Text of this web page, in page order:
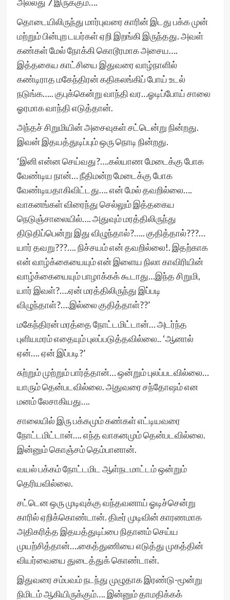
தொடையிலிருந்து மார்புவரை காரின் இடது பக்க முன்
மற்றும் பின்புற டயர்கள் ஏறி இறங்கி இருந்தது. அவள்
கண்கள் மேல் நோக்கி கொடூரமாக அசைய….
இத்தகைய காட்சியை இதுவரை வாழ்நாளில்
கண்டிராத மகேந்திரன் கதிகலங்கிப் போய் உடல்
நடுங்க….. குபுக்கென்று வாந்தி வர…ஓடிப்போய் சாலை
ஓரமாக வாந்தி எடுத்தான்.
அந்தச் சிறுமியின் அசைவுகள் சட்டென்று நின்றது.
இவன் இதயத்துடிப்பும் ஒரு நொடி நின்றது.
‘இனி என்ன செய்வது?….கல்யாண மேடைக்கு போக
வேண்டிய நான்… நீதிமன்ற மேடைக்கு போக
வேண்டியதாகிவிட்டது…. என் மேல் தவறில்லை….
வாகனங்கள் விரைந்து செல்லும் இத்தகைய
நெடுஞ்சாலையில்…. அதுவும் மரத்திலிருந்து
திடுதிப்பென்று இது விழுந்தால்?….. குதித்தால்???…
யார் தவறு???…. நிச்சயம் என் தவறில்லை!. இதற்காக
என் வாழ்க்கையையும் என் இளைய நிலா காவிரியின்
வாழ்க்கையையும் பாழாக்கக் கூடாது…இந்த சிறுமி,
யார் இவள்?….ஏன் மரத்திலிருந்து இப்படி
விழுந்தாள்?….இல்லை குதித்தாள்??’
மகேந்திரன் மரத்தை நோட்டமிட்டான்… அடர்ந்த
புளியமரம் எதையும் புலப்படுத்தவில்லை.. ‘ஆனால்
ஏன்…. ஏன் இப்படி?’
சுற்றும் முற்றும் பார்த்தான்… ஒன்றும் புலப்படவில்லை…
யாரும் தென்படவில்லை. அதுவரை சந்தோஷம் என
மனம் லேசாகியது….
சாலையில் இரு பக்கமும் கண்கள் எட்டியவரை
நோட்டமிட்டான்…. எந்த வாகனமும் தென்படவில்லை.
இன்னும் கொஞ்சம் தெம்பானான்.
வயல் பக்கம் நோட்டமிட ஆள்நடமாட்டம் ஒன்றும்
தெரியவில்லை.
சட்டென ஒரு முடிவுக்கு வந்தவனாய் ஓடிச்சென்று
காரில் ஏறிக்கொண்டான். திடீர் முடிவின் காரணமாக
அதிகரித்த இதயத்துடிப்பை நிதானம் செய்ய
முயற்சித்தான்….கைத்துணியை எடுத்து முகத்தின்
வியர்வையை துடைத்துக் கொண்டான்.
இதுவரை சம்பவம் நடந்து முழுதாக இரண்டு-மூன்று
நிமிடம் ஆகியிருக்கும்…. இன்னும் தாமதிக்கக்